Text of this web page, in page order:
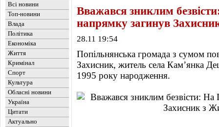
Всі новини
Топ-новини
Влада
Політика
Економіка
Життя
Кримінал
Спорт
Культура
Обласні новини
Україна
Цитати
Актуально
Вважався зниклим
напрямку загинув
28.11 19:54
Попільнянська громада з сумом
Захисник, житель села Кам’янка
1995 року народження.